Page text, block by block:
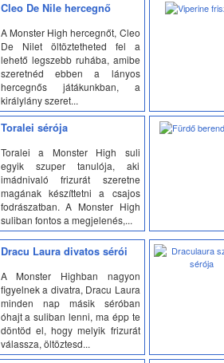
Cleo De Nile hercegnő
A Monster High hercegnőt, Cleo
De Nilet öltöztetheted fel a
lehető legszebb ruhába, amibe
szeretnéd ebben a lányos
hercegnős játákunkban, a
királylány szeret...
Toralei sérója
Toralei a Monster High suli
egyik szuper tanulója, aki
imádnivaló frizurát szeretne
magának készíttetni a csajos
fodrászatban. A Monster High
suliban fontos a megjelenés,...
Dracu Laura divatos sérói
A Monster Highban nagyon
figyelnek a divatra, Dracu Laura
minden nap másik séróban
óhajt a suliban lenni, ma épp te
döntöd el, hogy melyik frizurát
válassza, öltöztesd...